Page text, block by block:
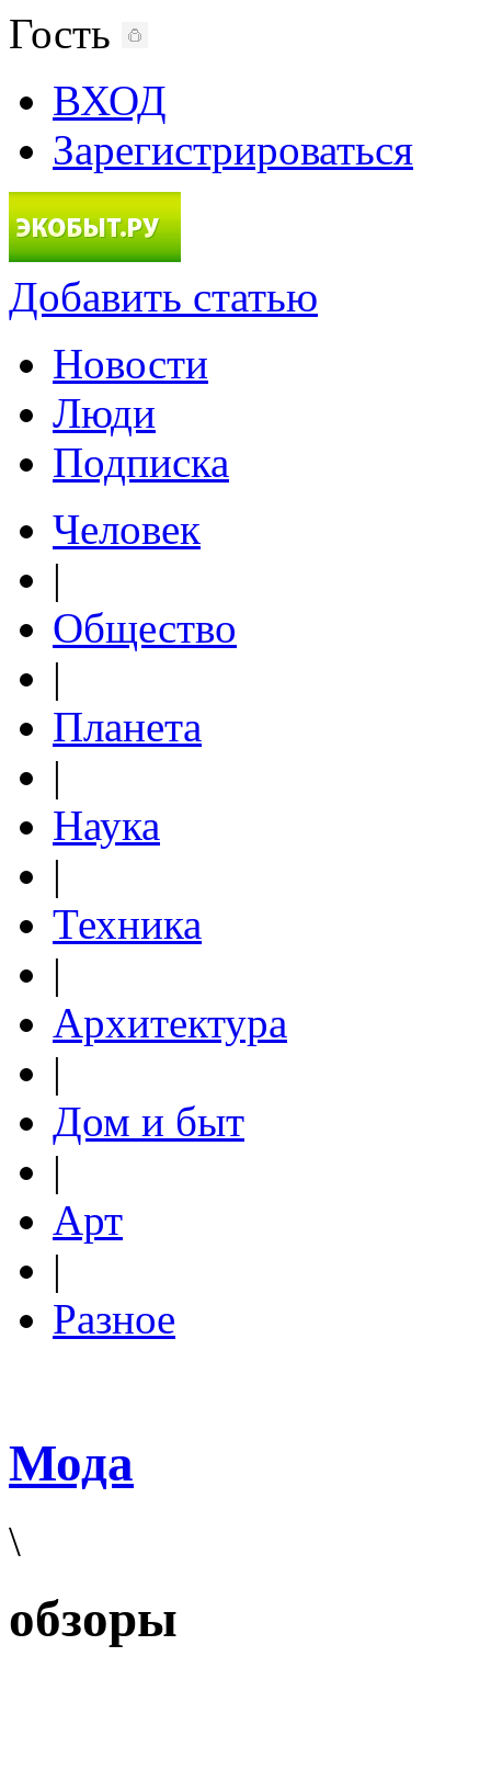
Гость
ВХОД
Зарегистрироваться
Добавить статью
Новости
Люди
Подписка
Человек
|
Общество
|
Планета
|
Наука
|
Техника
|
Архитектура
|
Дом и быт
|
Арт
|
Разное
Мода
\
обзоры